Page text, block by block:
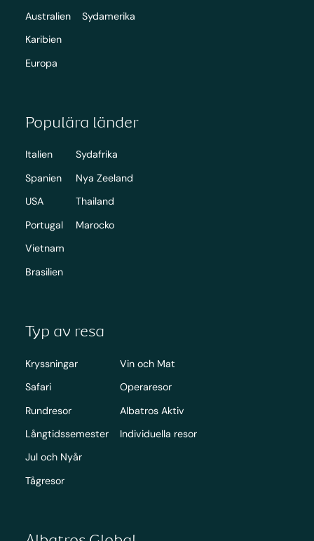
Australien
Karibien
Europa
Sydamerika
Populära länder
Italien
Spanien
USA
Portugal
Vietnam
Brasilien
Sydafrika
Nya Zeeland
Thailand
Marocko
Typ av resa
Kryssningar
Safari
Rundresor
Långtidssemester
Jul och Nyår
Tågresor
Vin och Mat
Operaresor
Albatros Aktiv
Individuella resor